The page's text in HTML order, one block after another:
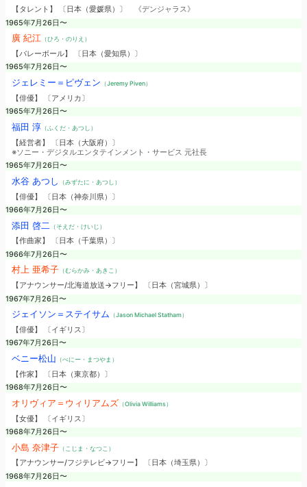
【タレント】 〔日本（愛媛県）〕
《デンジャラス》
1965年7月26日〜
廣 紀江（ひろ・のりえ）
【バレーボール】 〔日本（愛知県）〕
1965年7月26日〜
ジェレミー＝ピヴェン （Jeremy Piven）
【俳優】 〔アメリカ〕
1965年7月26日〜
福田 淳（ふくだ・あつし）
【経営者】 〔日本（大阪府）〕
※ソニー・デジタルエンタテインメント・サービス 元社長
1965年7月26日〜
水谷 あつし （みずたに・あつし）
【俳優】 〔日本（神奈川県）〕
1966年7月26日〜
添田 啓二 （そえだ・けいじ）
【作曲家】 〔日本（千葉県）〕
1966年7月26日〜
村上 亜希子（むらかみ・あきこ）
【アナウンサー/北海道放送→フリー】 〔日本（宮城県）〕
1967年7月26日〜
ジェイソン＝ステイサム （Jason Michael Statham）
【俳優】 〔イギリス〕
1967年7月26日〜
ベニー松山 （べにー・まつやま）
【作家】 〔日本（東京都）〕
1968年7月26日〜
オリヴィア＝ウィリアムズ （Olivia Williams）
【女優】 〔イギリス〕
1968年7月26日〜
小島 奈津子（こじま・なつこ）
【アナウンサー/フジテレビ→フリー】 〔日本（埼玉県）〕
1968年7月26日〜